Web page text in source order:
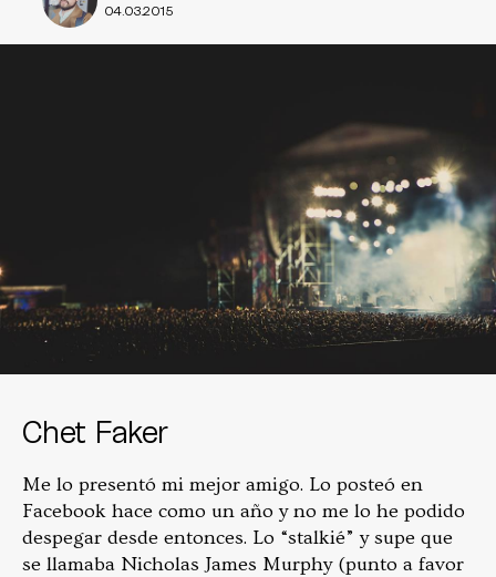
04.03.2015
Chet Faker
Me lo presentó mi mejor amigo. Lo posteó en
Facebook hace como un año y no me lo he podido
despegar desde entonces. Lo “stalkié” y supe que
se llamaba Nicholas James Murphy (punto a favor